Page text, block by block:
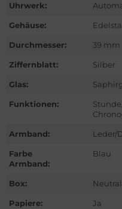
Uhrwerk:
Gehäuse:
Durchmesser: 39 mm
Ziffernblatt: Silber
Glas:
Funktionen:
Armband: Leder/
Farbe
Armband:
Blau
Box:
Papiere: Ja